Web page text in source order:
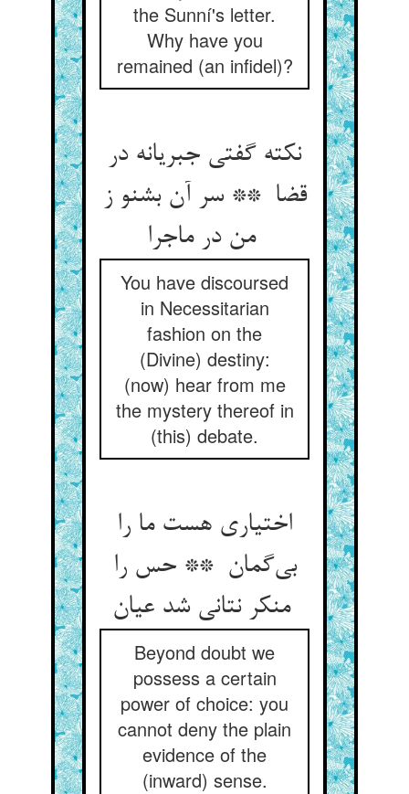
the Sunní's letter.
Why have you
remained (an infidel)?
نکته گفتی جبریانه در
قضا ** سر آن بشنو ز
من در ماجرا
You have discoursed
in Necessitarian
fashion on the
(Divine) destiny:
(now) hear from me
the mystery thereof in
(this) debate.
اختیاری هست ما را
بی‌گمان ** حس را
منکر نتانی شد عیان
Beyond doubt we
possess a certain
power of choice: you
cannot deny the plain
evidence of the
(inward) sense.